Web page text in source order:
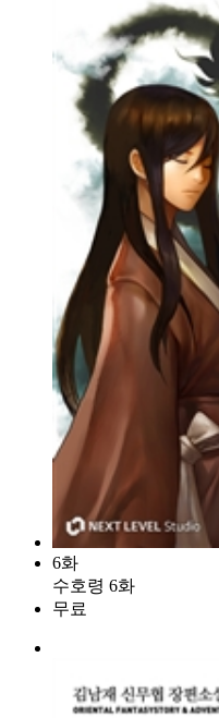
6화
수호령 6화
무료